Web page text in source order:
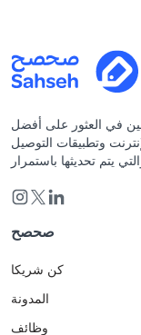
في العثور على أفضل
وتطبيقات التوصيل
صحصح
كن شريكا
المدونة
وظائف